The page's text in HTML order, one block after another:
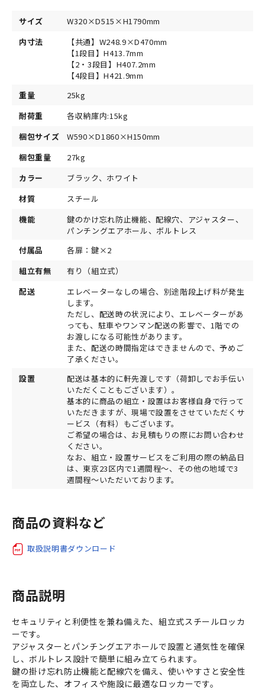
サイズ
W320×D515×H1790mm
内寸法
【共通】W248.9×D470mm
【1段目】H413.7mm
【2・3段目】H407.2mm
【4段目】H421.9mm
重量
25kg
耐荷重
各収納庫内:15kg
梱包サイズ
W590×D1860×H150mm
梱包重量
27kg
カラー
ブラック、ホワイト
材質
スチール
機能
鍵のかけ忘れ防止機能、配線穴、アジャスター、
パンチングエアホール、ボルトレス
付属品
各扉：鍵×2
組立有無
有り（組立式）
配送
エレベーターなしの場合、別途階段上げ料が発生
します。
ただし、配送時の状況により、エレベーターがあ
っても、駐車やワンマン配送の影響で、1階での
お渡しになる可能性があります。
また、配送の時間指定はできませんので、予めご
了承ください。
設置
配送は基本的に軒先渡しです（荷卸しでお手伝い
いただくこともございます）。
基本的に商品の組立・設置はお客様自身で行って
いただきますが、現場で設置をさせていただくサ
ービス（有料）もございます。
ご希望の場合は、お見積もりの際にお問い合わせ
ください。
なお、組立・設置サービスをご利用の際の納品日
は、東京23区内で1週間程～、その他の地域で3
週間程～いただいております。
商品の資料など
取扱説明書ダウンロード
商品説明
セキュリティと利便性を兼ね備えた、組立式スチールロッカ
ーです。
アジャスターとパンチングエアホールで設置と通気性を確保
し、ボルトレス設計で簡単に組み立てられます。
鍵の掛け忘れ防止機能と配線穴を備え、使いやすさと安全性
を両立した、オフィスや施設に最適なロッカーです。